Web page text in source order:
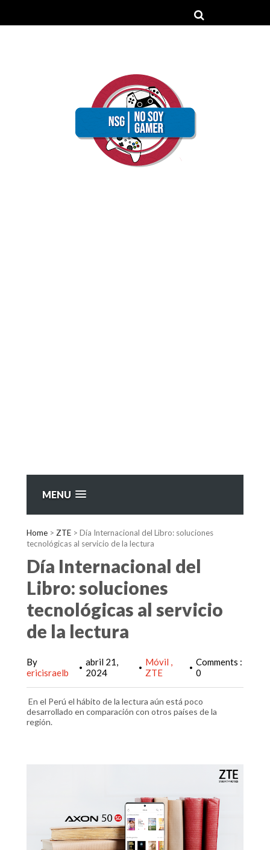
MENU
Home > ZTE > Día Internacional del Libro: soluciones
tecnológicas al servicio de la lectura
Día Internacional del
Libro: soluciones
tecnológicas al servicio
de la lectura
By
ericisraelb
• abril 21,
2024
• Móvil
ZTE
• Comments :
0
En el Perú el hábito de la lectura aún está poco
desarrollado en comparación con otros países de la
región.